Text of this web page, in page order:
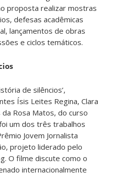
proposta realizar mostras
defesas acadêmicas
lançamentos de obras
e ciclos temáticos.
de silêncios’,
Ísis Leites Regina, Clara
da Rosa Matos, do curso
um dos três trabalhos
Jovem Jornalista
projeto liderado pelo
O filme discute como o
internacionalmente